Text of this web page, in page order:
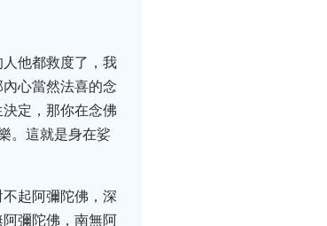
他都救度了，我
心當然法喜的念
定，那你在念佛
。這就是身在娑
起阿彌陀佛，深
彌陀佛，南無阿